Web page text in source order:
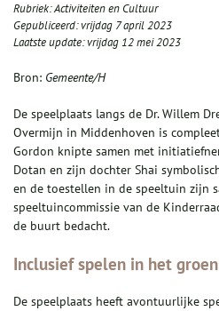
Rubriek:Activiteiten en Cultuur
Gepubliceerd:vrijdag 7 april 2023
Laatste update:vrijdag 12 mei 2023
Bron: Gemeente/H
De speelplaats langs de Dr. Willem
Overmijn in Middenhoven is
Gordon knipte samen met
Dotan en zijn dochter Shai
en de toestellen in de speeltuin zijn
speeltuincommissie van de
de buurt bedacht.
Inclusief spelen in het groen
De speelplaats heeft avontuurlijke